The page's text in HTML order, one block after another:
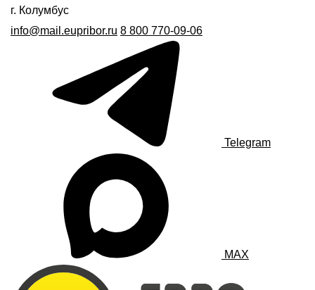
г. Колумбус
info@mail.eupribor.ru 8 800 770-09-06
Telegram
MAX